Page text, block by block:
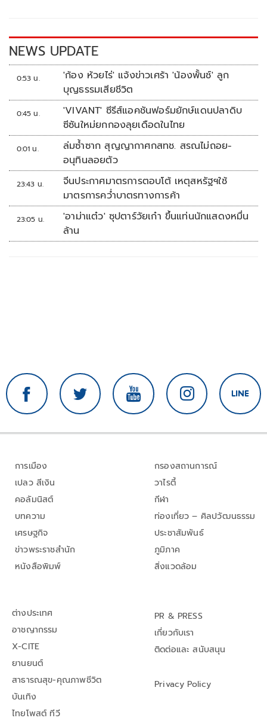
k k
NEWS UPDATE
0:53 น.
'ก้อง ห้วยไร่' แจ้งข่าวเศร้า 'น้องพั้นช์' ลูก
บุญธรรมเสียชีวิต
0:45 น.
'VIVANT' ซีรีส์แอคชันฟอร์มยักษ์แดนปลาดิบ
ซีซันใหม่ยกกองลุยเดือดในไทย
0:01 น.
ล่มซ้ำซาก สุญญากาศกสทช. สรณไม่ถอย-
อนุทินลอยตัว
23:43 น.
จีนประกาศมาตรการตอบโต้ เหตุสหรัฐฯใช้
มาตรการคว่ำบาตรทางการค้า
23:05 น.
'อาม่าแต๋ว' ซุปตาร์วัยเก๋า ขึ้นแท่นนักแสดงหมื่น
ล้าน
การเมือง
เปลว สีเงิน
คอลัมนิสต์
บทความ
เศรษฐกิจ
ข่าวพระราชสำนัก
หนังสือพิมพ์
กรองสถานการณ์
วาไรตี้
กีฬา
ท่องเที่ยว – ศิลปวัฒนธรรม
ประชาสัมพันธ์
ภูมิภาค
สิ่งแวดล้อม
ต่างประเทศ
อาชญากรรม
X-CITE
ยานยนต์
สาธารณสุข-คุณภาพชีวิต
บันเทิง
ไทยโพสต์ ทีวี
PR & PRESS
เกี่ยวกับเรา
ติดต่อและ สนับสนุน
Privacy Policy